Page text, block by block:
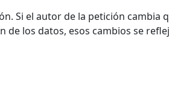
Si el autor de la petición cambia
los datos, esos cambios se